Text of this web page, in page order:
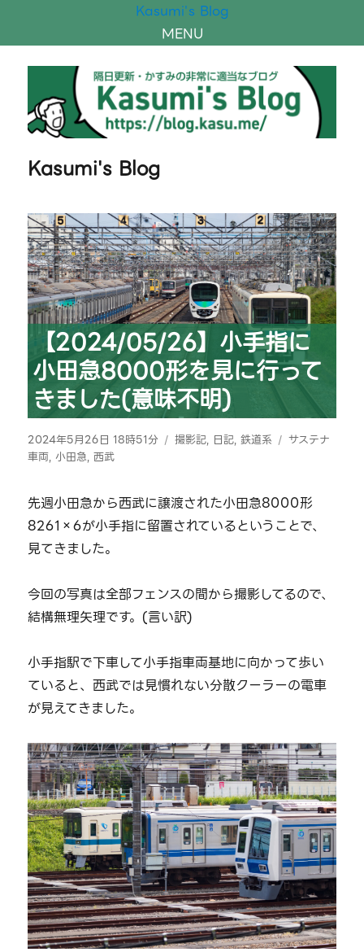
Kasumi's Blog
MENU
Kasumi's Blog
【2024/05/26】小手指に
小田急8000形を見に行って
きました(意味不明)
投
稿
2024年5月26日 18時51分
カ
ー
撮影記, 日記,鉄道系
タ
サステナ
車両, 小田急,西武
先週小田急から西武に譲渡された小田急8000形
8261×6が小手指に留置されているということで、
見てきました。
今回の写真は全部フェンスの間から撮影してるので、
結構無理矢理です。(言い訳)
小手指駅で下車して小手指車両基地に向かって歩い
ていると、西武では見慣れない分散クーラーの電車
が見えてきました。